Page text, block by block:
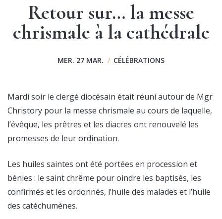
Retour sur… la messe
chrismale à la cathédrale
MER. 27 MAR. / CÉLÉBRATIONS
Mardi soir le clergé diocésain était réuni autour de Mgr
Christory pour la messe chrismale au cours de laquelle,
l’évêque, les prêtres et les diacres ont renouvelé les
promesses de leur ordination.
Les huiles saintes ont été portées en procession et
bénies : le saint chrême pour oindre les baptisés, les
confirmés et les ordonnés, l’huile des malades et l’huile
des catéchumènes.